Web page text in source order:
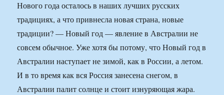
Нового года осталось в наших лучших русских
традициях, а что привнесла новая страна, новые
традиции? — Новый год — явление в Австралии не
совсем обычное. Уже хотя бы потому, что Новый год в
Австралии наступает не зимой, как в России, а летом.
И в то время как вся Россия занесена снегом, в
Австралии палит солнце и стоит изнуряющая жара.